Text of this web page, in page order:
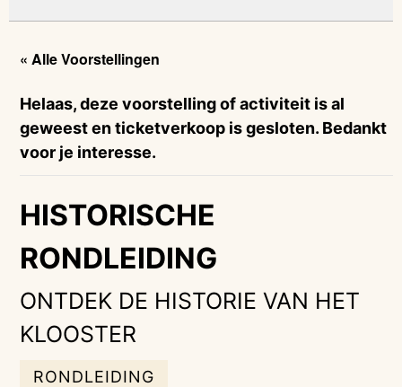
« Alle Voorstellingen
Helaas, deze voorstelling of activiteit is al
geweest en ticketverkoop is gesloten. Bedankt
voor je interesse.
HISTORISCHE
RONDLEIDING
ONTDEK DE HISTORIE VAN HET
KLOOSTER
RONDLEIDING